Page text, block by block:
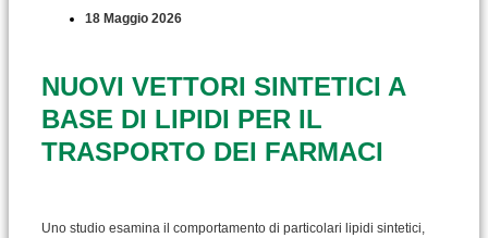
18 Maggio 2026
NUOVI VETTORI SINTETICI A
BASE DI LIPIDI PER IL
TRASPORTO DEI FARMACI
Uno studio esamina il comportamento di particolari lipidi sintetici,